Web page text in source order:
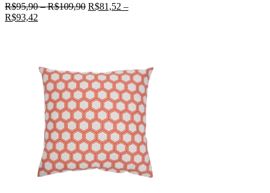
R$95,90–R$109,90 R$81,52 –
R$93,42